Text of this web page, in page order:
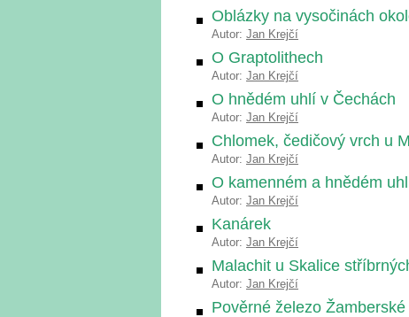
Oblázky na vysočinách
Autor: Jan Krejčí
O Graptolithech
Autor: Jan Krejčí
O hnědém uhlí v Čechách
Autor: Jan Krejčí
Chlomek, čedičový vrch u
Autor: Jan Krejčí
O kamenném a hnědém
Autor: Jan Krejčí
Kanárek
Autor: Jan Krejčí
Malachit u Skalice
Autor: Jan Krejčí
Pověrné železo Žamberské